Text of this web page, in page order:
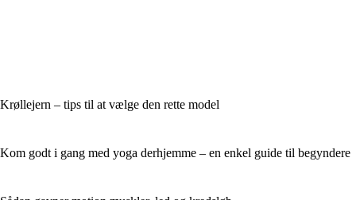
Krøllejern – tips til at vælge den rette model
Kom godt i gang med yoga derhjemme – en enkel guide til begyndere